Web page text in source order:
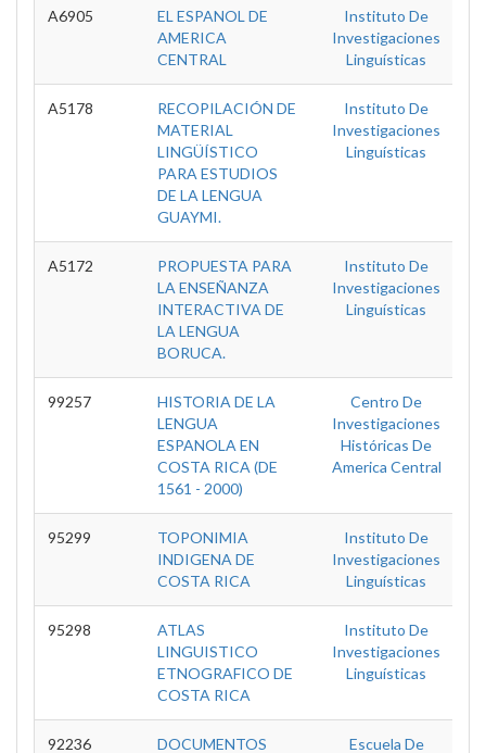
A6905
EL ESPANOL DE
AMERICA
CENTRAL
Instituto De
Investigaciones
Linguísticas
A5178
RECOPILACIÓN DE
MATERIAL
LINGÜÍSTICO
PARA ESTUDIOS
DE LA LENGUA
GUAYMI.
Instituto De
Investigaciones
Linguísticas
A5172
PROPUESTA PARA
LA ENSEÑANZA
INTERACTIVA DE
LA LENGUA
BORUCA.
Instituto De
Investigaciones
Linguísticas
99257
HISTORIA DE LA
LENGUA
ESPANOLA EN
COSTA RICA (DE
1561 - 2000)
Centro De
Investigaciones
Históricas De
America Central
95299
TOPONIMIA
INDIGENA DE
COSTA RICA
Instituto De
Investigaciones
Linguísticas
95298
ATLAS
LINGUISTICO
ETNOGRAFICO DE
COSTA RICA
Instituto De
Investigaciones
Linguísticas
92236
DOCUMENTOS
Escuela De